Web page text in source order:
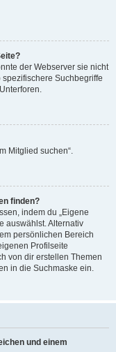
der Webserver sie nicht
Suchbegriffe
Mitglied suchen“.
finden?
indem du „Eigene
auswählst. Alternativ
persönlichen Bereich
Profilseite
von dir erstellen Themen
in die Suchmaske ein.
und einem